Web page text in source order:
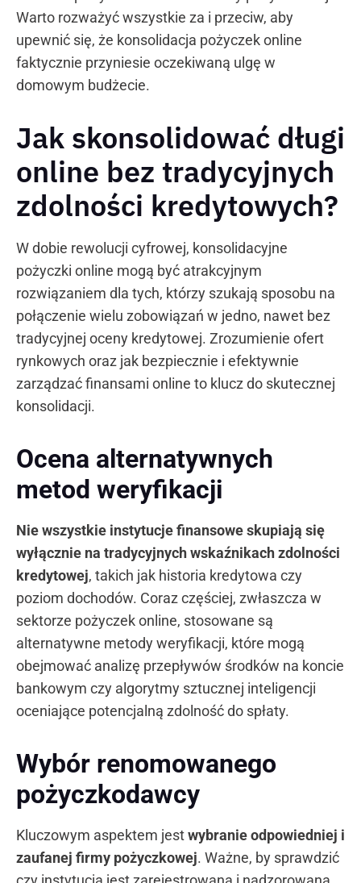
Warto rozważyć wszystkie za i przeciw, aby
upewnić się, że konsolidacja pożyczek online
faktycznie przyniesie oczekiwaną ulgę w
domowym budżecie.
Jak skonsolidować długi
online bez tradycyjnych
zdolności kredytowych?
W dobie rewolucji cyfrowej, konsolidacyjne
pożyczki online mogą być atrakcyjnym
rozwiązaniem dla tych, którzy szukają sposobu na
połączenie wielu zobowiązań w jedno, nawet bez
tradycyjnej oceny kredytowej. Zrozumienie ofert
rynkowych oraz jak bezpiecznie i efektywnie
zarządzać finansami online to klucz do skutecznej
konsolidacji.
Ocena alternatywnych
metod weryfikacji
Nie wszystkie instytucje finansowe skupiają się
wyłącznie na tradycyjnych wskaźnikach zdolności
kredytowej, takich jak historia kredytowa czy
poziom dochodów. Coraz częściej, zwłaszcza w
sektorze pożyczek online, stosowane są
alternatywne metody weryfikacji, które mogą
obejmować analizę przepływów środków na koncie
bankowym czy algorytmy sztucznej inteligencji
oceniające potencjalną zdolność do spłaty.
Wybór renomowanego
pożyczkodawcy
Kluczowym aspektem jestwybranie odpowiedniej i
zaufanej firmy pożyczkowej. Ważne, by sprawdzić